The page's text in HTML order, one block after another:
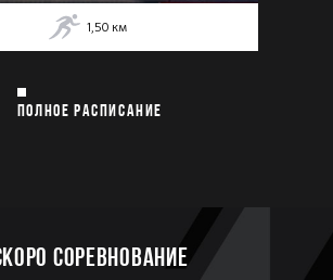
1,50 км
ПОЛНОЕ РАСПИСАНИЕ
соревнование